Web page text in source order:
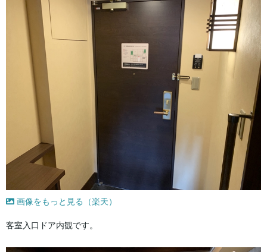
画像をもっと見る（楽天）
客室入口ドア内観です。